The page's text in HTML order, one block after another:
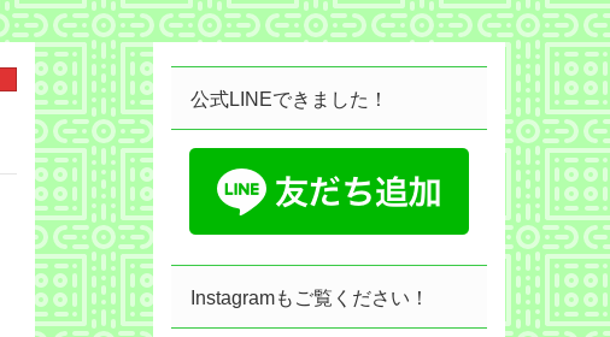
公式LINEできました！
Instagramもご覧ください！